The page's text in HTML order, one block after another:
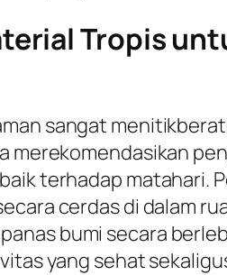
Tropis
sangat
merekomendasikan
terhadap
cerdas di dalam
bumi secara
yang sehat